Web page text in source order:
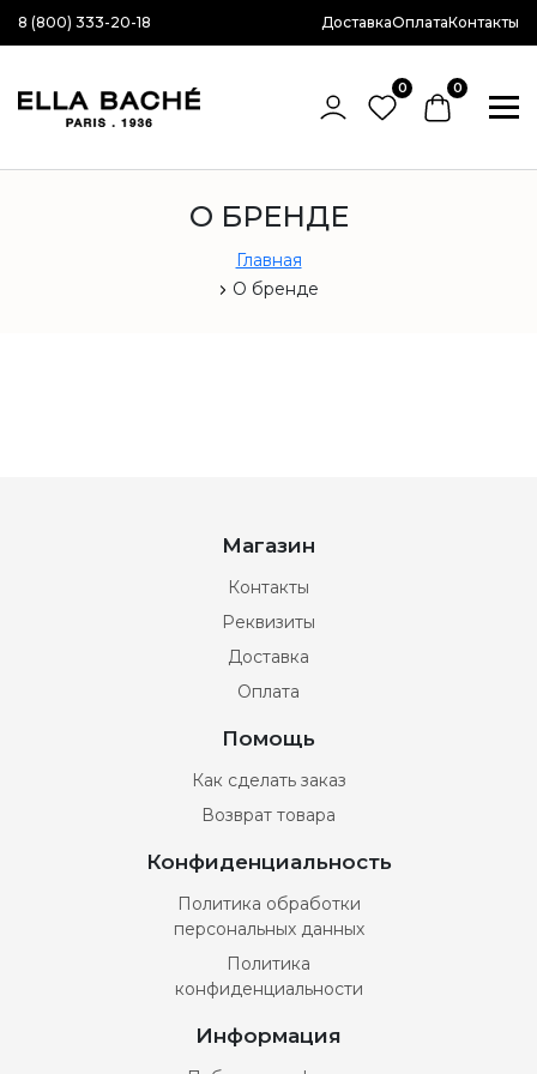
8 (800) 333-20-18 ДоставкаОплатаКонтакты
0 0
О БРЕНДЕ
Главная
О бренде
Магазин
Контакты
Реквизиты
Доставка
Оплата
Помощь
Как сделать заказ
Возврат товара
Конфиденциальность
Политика обработки
персональных данных
Политика
конфиденциальности
Информация